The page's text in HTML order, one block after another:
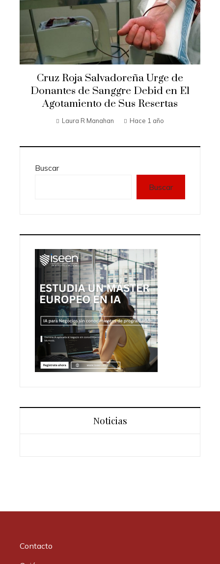
Cruz Roja Salvadoreña Urge de
Donantes de Sanggre Debid en El
Agotamiento de Sus Resertas
Laura R Manahan Hace 1 año
Buscar
Buscar
Noticias
Contacto